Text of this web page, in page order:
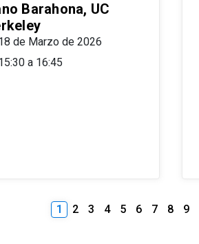
Barahona, UC
de Marzo de 2026
a 16:45
1 2 3 4 5 6 7 8 9